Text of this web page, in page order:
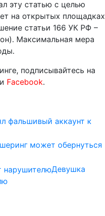
эту статью с целью
на открытых площадках
статьи 166 УК РФ –
Максимальная мера
подписывайтесь на
и Facebook.
фальшивый аккаунт к
может обернуться
Девушка